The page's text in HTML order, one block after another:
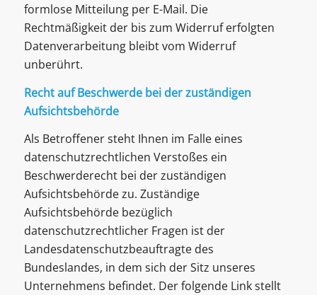
formlose Mitteilung per E-Mail. Die
Rechtmäßigkeit der bis zum Widerruf erfolgten
Datenverarbeitung bleibt vom Widerruf
unberührt.
Recht auf Beschwerde bei der zuständigen
Aufsichtsbehörde
Als Betroffener steht Ihnen im Falle eines
datenschutzrechtlichen Verstoßes ein
Beschwerderecht bei der zuständigen
Aufsichtsbehörde zu. Zuständige
Aufsichtsbehörde bezüglich
datenschutzrechtlicher Fragen ist der
Landesdatenschutzbeauftragte des
Bundeslandes, in dem sich der Sitz unseres
Unternehmens befindet. Der folgende Link stellt